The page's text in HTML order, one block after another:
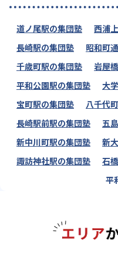
道ノ尾駅の集団塾 西浦
長崎駅の集団塾
昭和町
千歳町駅の集団塾
岩屋
平和公園駅の集団塾
大
宝町駅の集団塾
八千代
長崎駅前駅の集団塾
五
新中川町駅の集団塾
新
諏訪神社駅の集団塾
石
平